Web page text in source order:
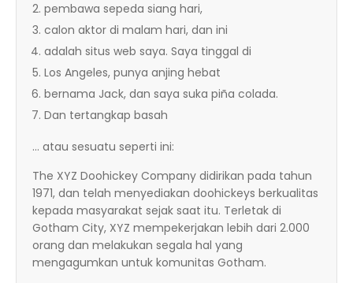
pembawa sepeda siang hari,
calon aktor di malam hari, dan ini
adalah situs web saya. Saya tinggal di
Los Angeles, punya anjing hebat
bernama Jack, dan saya suka piña colada.
Dan tertangkap basah
… atau sesuatu seperti ini:
The XYZ Doohickey Company didirikan pada tahun
1971, dan telah menyediakan doohickeys berkualitas
kepada masyarakat sejak saat itu. Terletak di
Gotham City, XYZ mempekerjakan lebih dari 2.000
orang dan melakukan segala hal yang
mengagumkan untuk komunitas Gotham.